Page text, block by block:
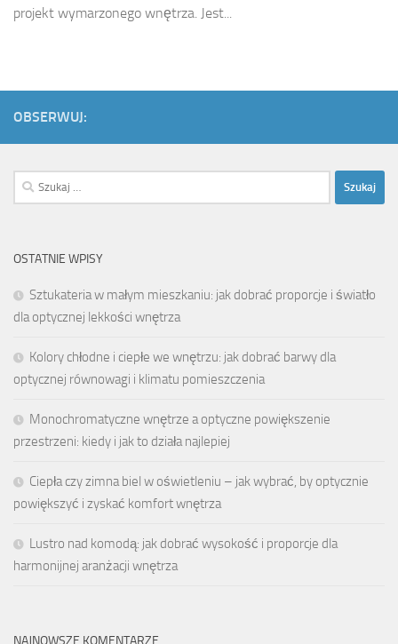
projekt wymarzonego wnętrza. Jest...
OBSERWUJ:
Szukaj:
OSTATNIE WPISY
Sztukateria w małym mieszkaniu: jak dobrać proporcje i światło
dla optycznej lekkości wnętrza
Kolory chłodne i ciepłe we wnętrzu: jak dobrać barwy dla
optycznej równowagi i klimatu pomieszczenia
Monochromatyczne wnętrze a optyczne powiększenie
przestrzeni: kiedy i jak to działa najlepiej
Ciepła czy zimna biel w oświetleniu – jak wybrać, by optycznie
powiększyć i zyskać komfort wnętrza
Lustro nad komodą: jak dobrać wysokość i proporcje dla
harmonijnej aranżacji wnętrza
NAJNOWSZE KOMENTARZE